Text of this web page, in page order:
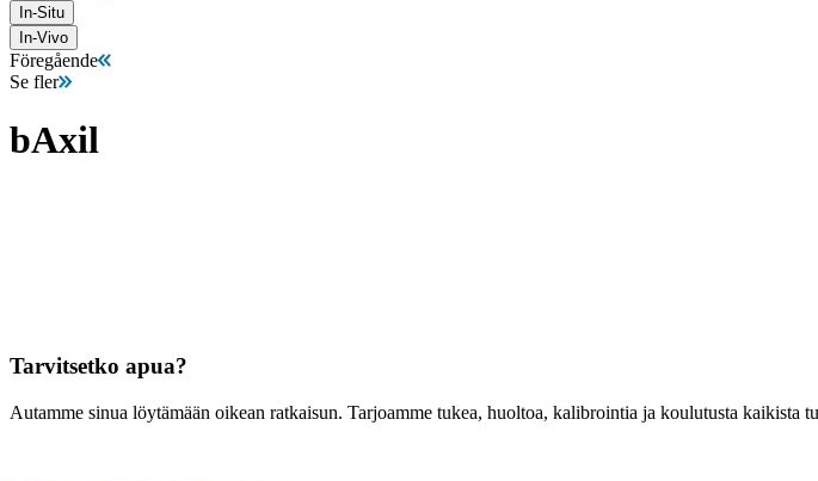
In-Situ
In-Vivo
Föregående
Se fler
bAxil
Tarvitsetko apua?
Autamme sinua löytämään oikean ratkaisun. Tarjoamme tukea, huoltoa, kalibrointia ja koulutusta kaikista